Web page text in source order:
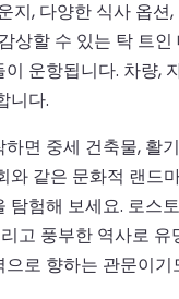
지, 다양한 식사 옵션,
상할 수 있는 탁 트인
운항됩니다. 차량,
니다.
면 중세 건축물, 활
와 같은 문화적 랜드
탐험해 보세요. 로스
고 풍부한 역사로 유
로 향하는 관문이기